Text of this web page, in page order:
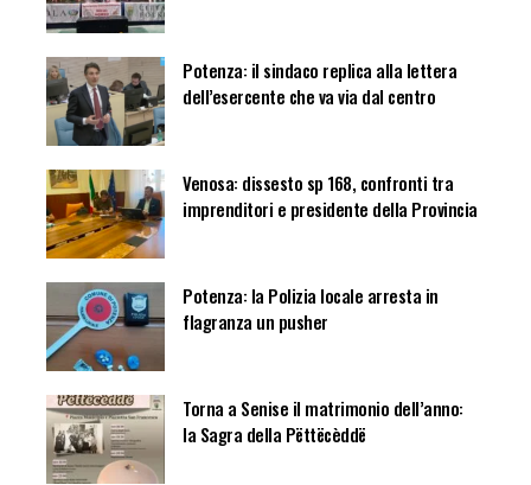
Potenza: il sindaco replica alla lettera
dell’esercente che va via dal centro
Venosa: dissesto sp 168, confronti tra
imprenditori e presidente della Provincia
Potenza: la Polizia locale arresta in
flagranza un pusher
Torna a Senise il matrimonio dell’anno:
la Sagra della Pëttëcèddë